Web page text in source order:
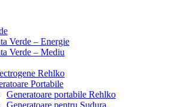
Verde – Energie
Verde – Mediu
Rehlko
Portabile
Generatoare portabile Rehlko